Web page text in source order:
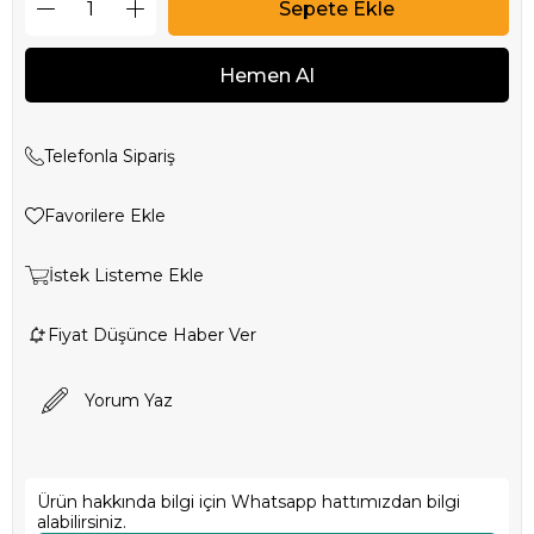
Telefonla Sipariş
Favorilere Ekle
İstek Listeme Ekle
Fiyat Düşünce Haber Ver
Yorum Yaz
Ürün hakkında bilgi için Whatsapp hattımızdan bilgi
alabilirsiniz.